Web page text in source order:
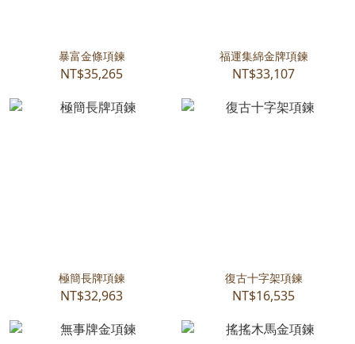
暴富金條項鍊
NT$35,265
福運集綿金牌項鍊
NT$33,107
極簡長牌項鍊
NT$32,963
復古十字架項鍊
NT$16,535